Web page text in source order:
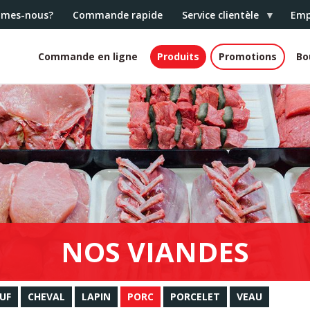
nous? Commande rapide Service clientèle
White
header
Commande en ligne Produits Promotions
NOS VIANDES
CHEVAL LAPIN PORC PORCELET VEAU